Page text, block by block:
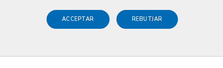
ACCEPTAR REBUTJAR